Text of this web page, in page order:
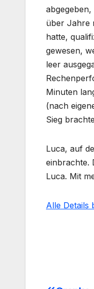
über Jahre
hatte,
gewesen,
leer
Minuten
(nach
Sieg
Luca, auf
einbrachte.
Luca. Mit
Alle Details